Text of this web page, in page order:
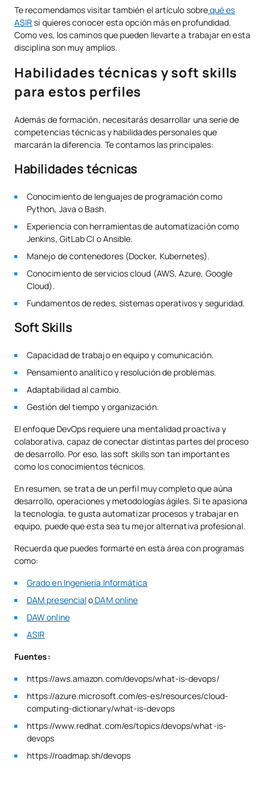
Te recomendamos visitar también el artículo sobrequé es
ASIR si quieres conocer esta opción más en profundidad.
Como ves, los caminos que pueden llevarte a trabajar en esta
disciplina son muy amplios.
Habilidades técnicas y soft skills
para estos perfiles
Además de formación, necesitarás desarrollar una serie de
competencias técnicas y habilidades personales que
marcarán la diferencia. Te contamos las principales:
Habilidades técnicas
Conocimiento de lenguajes de programación como
Python, Java o Bash.
Experiencia con herramientas de automatización como
Jenkins, GitLab CI o Ansible.
Manejo de contenedores (Docker, Kubernetes).
Conocimiento de servicios cloud (AWS, Azure, Google
Cloud).
Fundamentos de redes, sistemas operativos y seguridad.
Soft Skills
Capacidad de trabajo en equipo y comunicación.
Pensamiento analítico y resolución de problemas.
Adaptabilidad al cambio.
Gestión del tiempo y organización.
El enfoque DevOps requiere una mentalidad proactiva y
colaborativa, capaz de conectar distintas partes del proceso
de desarrollo. Por eso, las soft skills son tan importantes
como los conocimientos técnicos.
En resumen, se trata de un perfil muy completo que aúna
desarrollo, operaciones y metodologías ágiles. Si te apasiona
la tecnología, te gusta automatizar procesos y trabajar en
equipo, puede que esta sea tu mejor alternativa profesional.
Recuerda que puedes formarte en esta área con programas
como:
Grado en Ingeniería Informática
DAM presencialo DAM online
DAW online
ASIR
Fuentes:
https://aws.amazon.com/devops/what-is-devops/
https://azure.microsoft.com/es-es/resources/cloud-
computing-dictionary/what-is-devops
https://www.redhat.com/es/topics/devops/what-is-
devops
https://roadmap.sh/devops